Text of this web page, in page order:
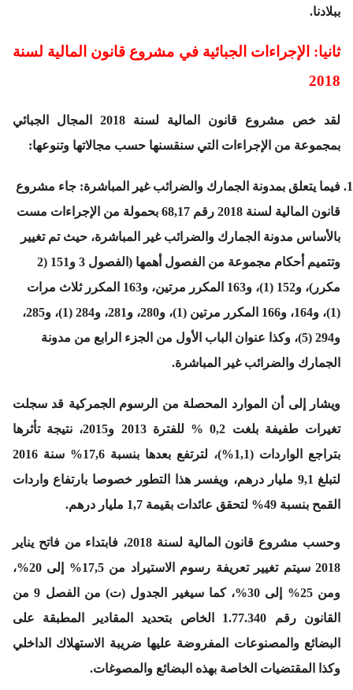
ببلادنا.
ثانيا: الإجراءات الجبائية في مشروع قانون المالية لسنة
2018
لقد خص مشروع قانون المالية لسنة 2018 المجال الجبائي
بمجموعة من الإجراءات التي سنقسنها حسب مجالاتها وتنوعها:
فيما يتعلق بمدونة الجمارك والضرائب غير المباشرة: جاء مشروع
قانون المالية لسنة 2018 رقم 68,17 بحمولة من الإجراءات مست
بالأساس مدونة الجمارك والضرائب غير المباشرة، حيث تم تغيير
وتتميم أحكام مجموعة من الفصول أهمها (الفصول 3 و151 (2
مكرر)، و152 (1)، و163 المكرر مرتين، و163 المكرر ثلاث مرات
(1)، و164، و166 المكرر مرتين (1)، و280، و281، و284 (1)، و285،
و294 (5)، وكذا عنوان الباب الأول من الجزء الرابع من مدونة
الجمارك والضرائب غير المباشرة.
ويشار إلى أن الموارد المحصلة من الرسوم الجمركية قد سجلت
تغيرات طفيفة بلغت 0,2 % للفترة 2013 و2015، نتيجة تأثرها
بتراجع الواردات (1,1%)، لترتفع بعدها بنسبة 17,6% سنة 2016
لتبلغ 9,1 مليار درهم، ويفسر هذا التطور خصوصا بارتفاع واردات
القمح بنسبة 49% لتحقق عائدات بقيمة 1,7 مليار درهم.
وحسب مشروع قانون المالية لسنة 2018، فابتداء من فاتح يناير
2018 سيتم تغيير تعريفة رسوم الاستيراد من 17,5% إلى 20%،
ومن 25% إلى 30%، كما سيغير الجدول (ت) من الفصل 9 من
القانون رقم 1.77.340 الخاص بتحديد المقادير المطبقة على
البضائع والمصنوعات المفروضة عليها ضريبة الاستهلاك الداخلي
وكذا المقتضيات الخاصة بهذه البضائع والمصوغات.